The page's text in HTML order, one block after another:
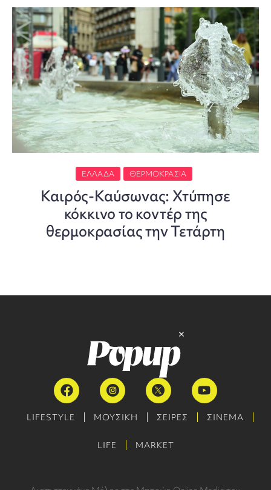
ΕΛΛΆΔΑ ΘΕΡΜΟΚΡΑΣΊΑ
Καιρός-Καύσωνας: Χτύπησε
κόκκινο το κοντέρ της
θερμοκρασίας την Τετάρτη
LIFESTYLE ΜΟΥΣΙΚΗ ΣΕΙΡΕΣ ΣΙΝΕΜΑ
LIFE MARKET